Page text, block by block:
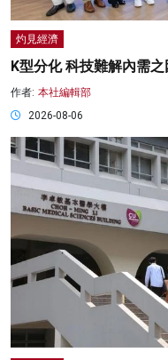
灼見經濟
K型分化 科技難解內需
作者: 本社編輯部
2026-08-06